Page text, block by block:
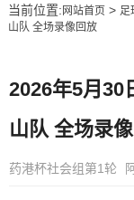
当前位置: 网站首页> 足
山队 全场录像回放
2026年5月30
山队 全场录
药港杯社会组第1轮